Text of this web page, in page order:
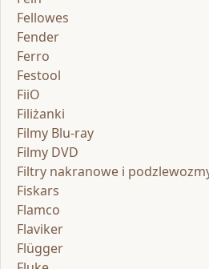
Fellowes
Fender
Ferro
Festool
FiiO
Filiżanki
Filmy Blu-ray
Filmy DVD
Filtry nakranowe i
Fiskars
Flamco
Flaviker
Flügger